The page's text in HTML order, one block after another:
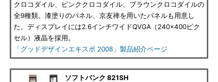
クロコダイル、ピンククロコダイル、ブラウンクロコダイルの
全9種類。漆塗りのパネル、京友禅を用いたパネルも用意し
た。ディスプレイには2.6インチワイドQVGA（240×400ピク
セル）液晶を採用。
「グッドデザインエキスポ 2008」製品紹介ページ
ソフトバンク 821SH